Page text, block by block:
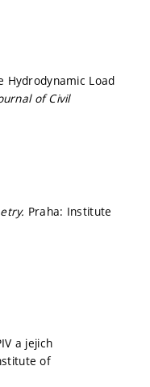
Hydrodynamic Load
of Civil
Praha: Institute
a jejich
of